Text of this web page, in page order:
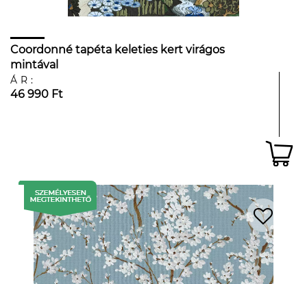
Coordonné tapéta keleties kert virágos
mintával
ÁR:
46 990 Ft